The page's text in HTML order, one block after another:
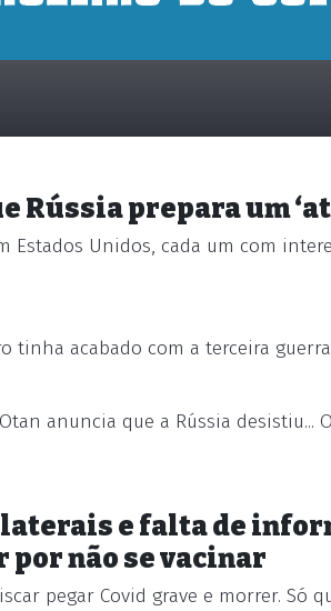
Rússia prepara um
Estados Unidos, cada um com
tinha acabado com a terceira
anuncia que a Rússia desistiu...
e falta de
por não se vacinar
pegar Covid grave e morrer. Só